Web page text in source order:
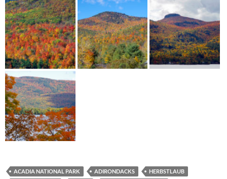
ACADIA NATIONAL PARK ADIRONDACKS
HERBSTLAUB